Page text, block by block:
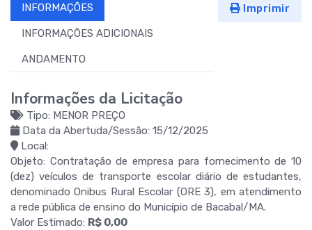
Imprimir
INFORMAÇÕES
INFORMAÇÕES ADICIONAIS
ANDAMENTO
Informações da Licitação
Tipo: MENOR PREÇO
Data da Abertuda/Sessão: 15/12/2025
Local:
Objeto: Contratação de empresa para fornecimento de 10
(dez) veículos de transporte escolar diário de estudantes,
denominado Onibus Rural Escolar (ORE 3), em atendimento
a rede pública de ensino do Município de Bacabal/MA.
Valor Estimado: R$ 0,00